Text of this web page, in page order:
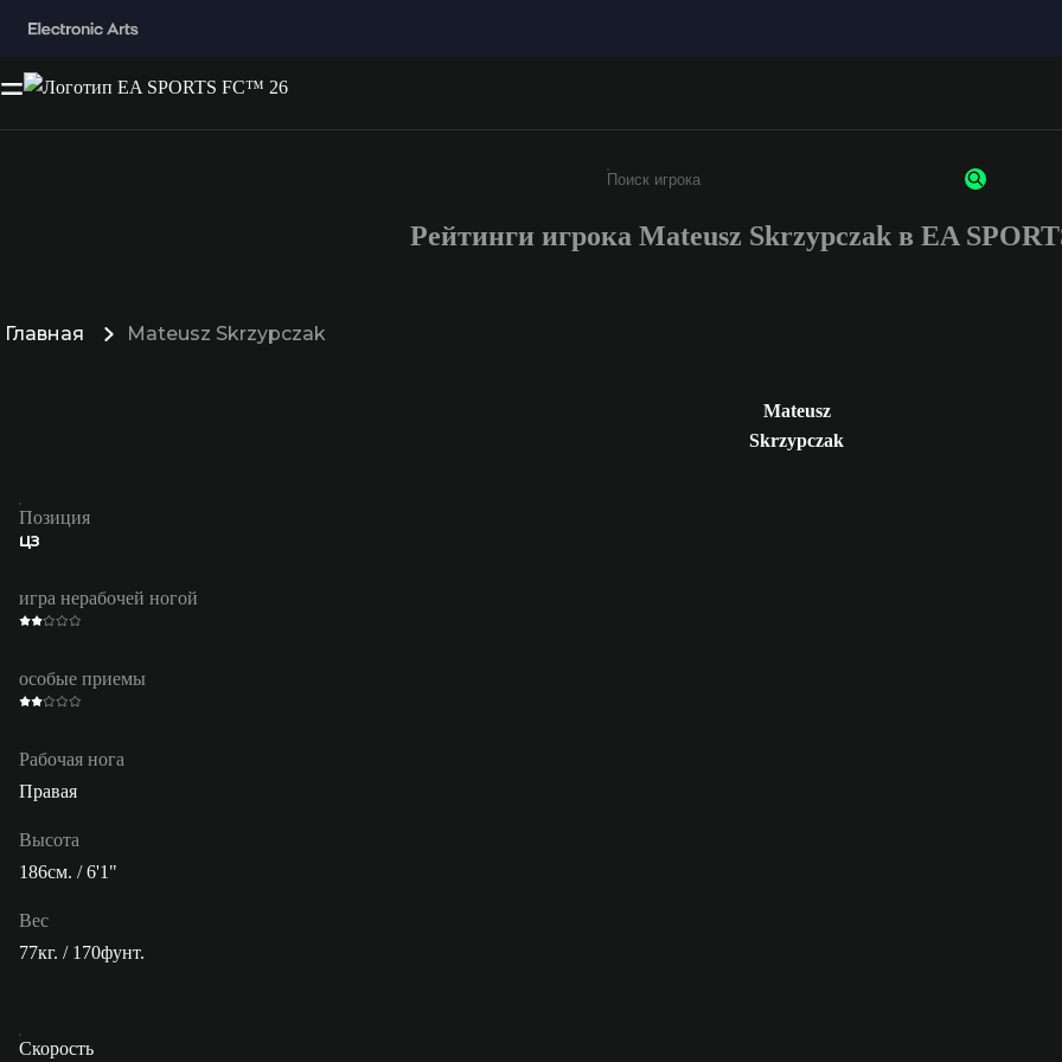
Введите не менее 3 символов или цифр
Рейтинги игрока Mateusz Skrzypczak в EA
Главная Mateusz Skrzypczak
Mateusz
Skrzypczak
Позиция
ЦЗ
игра нерабочей ногой
особые приемы
Рабочая нога
Правая
Высота
186см. / 6'1"
Вес
77кг. / 170фунт.
Скорость